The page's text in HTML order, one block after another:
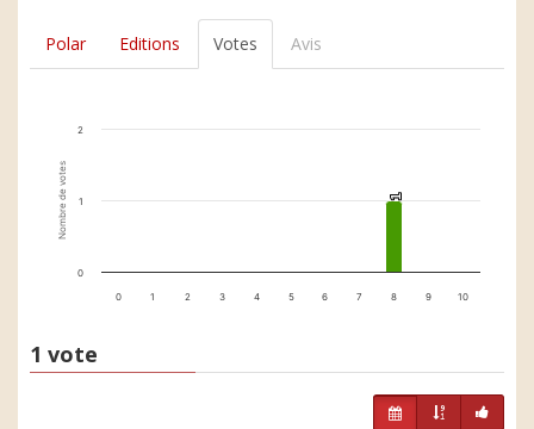
Polar Editions Votes Avis
Nombre de votes 1
1
0 1 2 3 4 5 6 7 8 9 10
0
1
2
1 vote